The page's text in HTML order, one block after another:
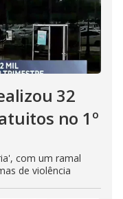
32
no 1º
com um ramal
de violência